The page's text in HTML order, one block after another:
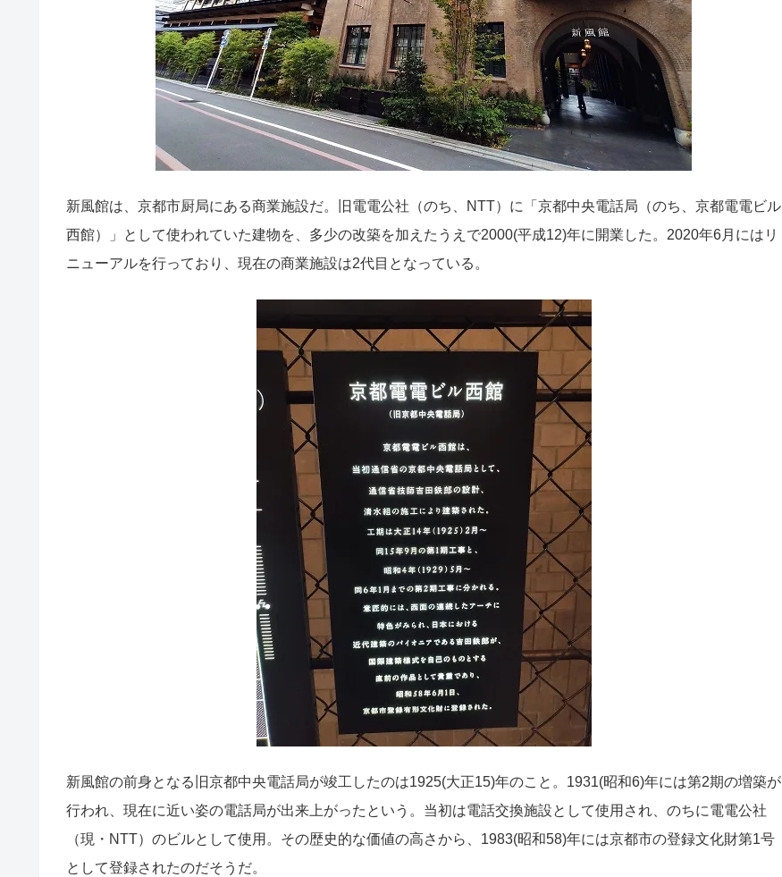
新風館は、京都市厨局にある商業施設だ。旧電電公社（のち、NTT）に「京都中央電話局（のち、京都電電ビル
西館）」として使われていた建物を、多少の改築を加えたうえで2000(平成12)年に開業した。2020年6月にはリ
ニューアルを行っており、現在の商業施設は2代目となっている。
新風館の前身となる旧京都中央電話局が竣工したのは1925(大正15)年のこと。1931(昭和6)年には第2期の増築が
行われ、現在に近い姿の電話局が出来上がったという。当初は電話交換施設として使用され、のちに電電公社
（現・NTT）のビルとして使用。その歴史的な価値の高さから、1983(昭和58)年には京都市の登録文化財第1号
として登録されたのだそうだ。